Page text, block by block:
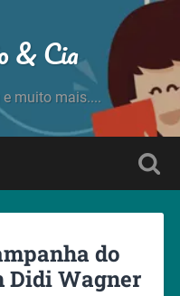
& Cia
muito mais....
do
Didi Wagner